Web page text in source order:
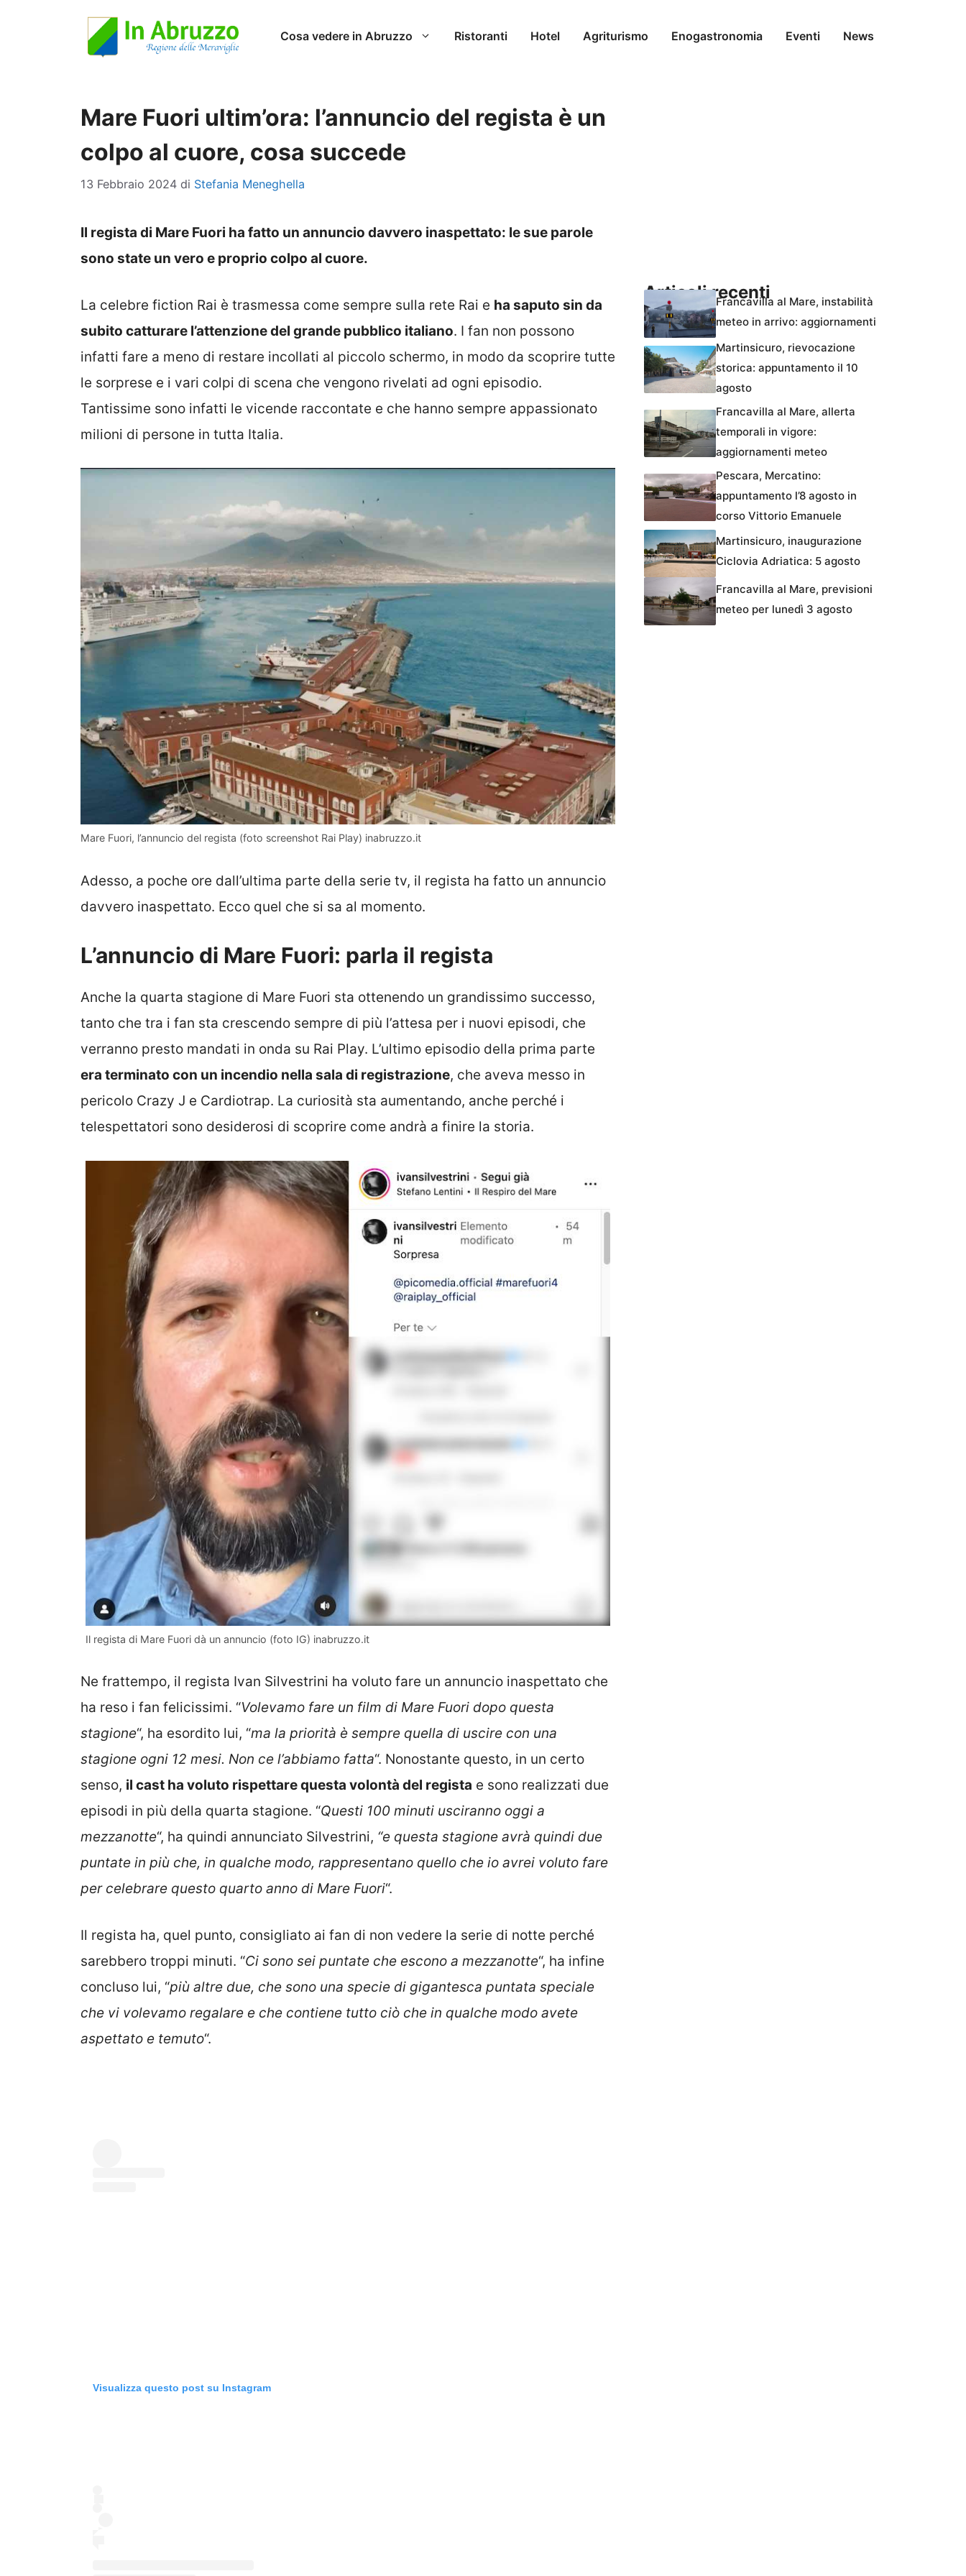
Cosa vedere in Abruzzo Ristoranti Hotel Agriturismo Enogastronomia Eventi News
Mare Fuori ultim’ora: l’annuncio del regista è un
colpo al cuore, cosa succede
13 Febbraio 2024 di Stefania Meneghella
Il regista di Mare Fuori ha fatto un annuncio davvero inaspettato: le sue parole
sono state un vero e proprio colpo al cuore.
La celebre fiction Rai è trasmessa come sempre sulla rete Rai e ha saputo sin da
subito catturare l’attenzione del grande pubblico italiano. I fan non possono
infatti fare a meno di restare incollati al piccolo schermo, in modo da scoprire tutte
le sorprese e i vari colpi di scena che vengono rivelati ad ogni episodio.
Tantissime sono infatti le vicende raccontate e che hanno sempre appassionato
milioni di persone in tutta Italia.
Mare Fuori, l’annuncio del regista (foto screenshot Rai Play) inabruzzo.it
Adesso, a poche ore dall’ultima parte della serie tv, il regista ha fatto un annuncio
davvero inaspettato. Ecco quel che si sa al momento.
L’annuncio di Mare Fuori: parla il regista
Anche la quarta stagione di Mare Fuori sta ottenendo un grandissimo successo,
tanto che tra i fan sta crescendo sempre di più l’attesa per i nuovi episodi, che
verranno presto mandati in onda su Rai Play. L’ultimo episodio della prima parte
era terminato con un incendio nella sala di registrazione, che aveva messo in
pericolo Crazy J e Cardiotrap. La curiosità sta aumentando, anche perché i
telespettatori sono desiderosi di scoprire come andrà a finire la storia.
Il regista di Mare Fuori dà un annuncio (foto IG) inabruzzo.it
Ne frattempo, il regista Ivan Silvestrini ha voluto fare un annuncio inaspettato che
ha reso i fan felicissimi. “Volevamo fare un film di Mare Fuori dopo questa
stagione“, ha esordito lui, “ma la priorità è sempre quella di uscire con una
stagione ogni 12 mesi. Non ce l’abbiamo fatta“. Nonostante questo, in un certo
senso, il cast ha voluto rispettare questa volontà del regista e sono realizzati due
episodi in più della quarta stagione. “Questi 100 minuti usciranno oggi a
mezzanotte“, ha quindi annunciato Silvestrini, “e questa stagione avrà quindi due
puntate in più che, in qualche modo, rappresentano quello che io avrei voluto fare
per celebrare questo quarto anno di Mare Fuori“.
Il regista ha, quel punto, consigliato ai fan di non vedere la serie di notte perché
sarebbero troppi minuti. “Ci sono sei puntate che escono a mezzanotte“, ha infine
concluso lui, “più altre due, che sono una specie di gigantesca puntata speciale
che vi volevamo regalare e che contiene tutto ciò che in qualche modo avete
aspettato e temuto“.
Visualizza questo post su Instagram
Articoli recentiFrancavilla al Mare, instabilità
meteo in arrivo: aggiornamenti
Martinsicuro, rievocazione
storica: appuntamento il 10
agosto
Francavilla al Mare, allerta
temporali in vigore:
aggiornamenti meteo
Pescara, Mercatino:
appuntamento l’8 agosto in
corso Vittorio Emanuele
Martinsicuro, inaugurazione
Ciclovia Adriatica: 5 agosto
Francavilla al Mare, previsioni
meteo per lunedì 3 agosto